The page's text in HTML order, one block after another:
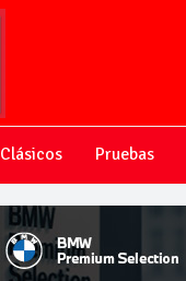
Clásicos Pruebas